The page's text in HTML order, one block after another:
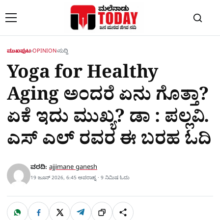
ಮುಖಪುಟ›OPINION›ಸುದ್ದಿ
Yoga for Healthy
Aging ಅಂದರೆ ಏನು ಗೊತ್ತಾ?
ಏಕೆ ಇದು ಮುಖ್ಯ? ಡಾ : ಪಲ್ಲವಿ.
ಎಸ್ ಎಲ್‌ ರವರ ಈ ಬರಹ ಓದಿ
ವರದಿ: ajjimane ganesh
19 ಜೂನ್ 2026, 6:45 ಅಪರಾಹ್ನ · 9 ನಿಮಿಷ ಓದು
ಹಂಚಿಕೊಳ್ಳಿ
W F X T